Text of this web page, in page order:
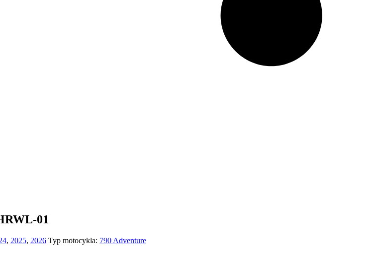
01
, 2025, 2026 Typ motocykla: 790 Adventure